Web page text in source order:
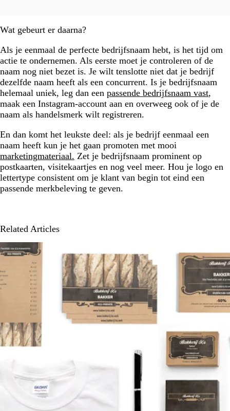
Wat gebeurt er daarna?
Als je eenmaal de perfecte bedrijfsnaam hebt, is het tijd om
actie te ondernemen. Als eerste moet je controleren of de
naam nog niet bezet is. Je wilt tenslotte niet dat je bedrijf
dezelfde naam heeft als een concurrent. Is je bedrijfsnaam
helemaal uniek, leg dan een passende bedrijfsnaam vast,
maak een Instagram-account aan en overweeg ook of je de
naam als handelsmerk wilt registreren.
En dan komt het leukste deel: als je bedrijf eenmaal een
naam heeft kun je het gaan promoten met mooi
marketingmateriaal. Zet je bedrijfsnaam prominent op
postkaarten, visitekaartjes en nog veel meer. Hou je logo en
lettertype consistent om je klant van begin tot eind een
passende merkbeleving te geven.
Related Articles